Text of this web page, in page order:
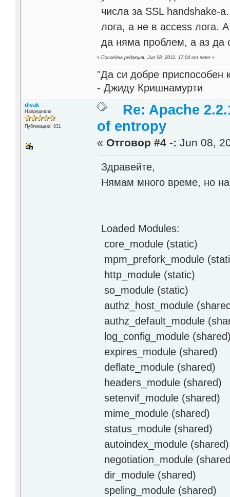
числа за SSL handshake-
лога, а не в access лога.
да няма проблем, а аз да
«Последна редакция: Jun 08, 2012, 17:04 от neter»
"Да си добре приспособен
- Джиду Кришнамурти
divak
Напреднали
Публикации: 831
Re: Apache
of entropy
« Отговор #4 -: Jun 08,
Здравейте,
Нямам много време, но
Loaded Modules:
core_module (static)
mpm_prefork_module
http_module (static)
so_module (static)
authz_host_module
authz_default_module
log_config_module
expires_module (shared)
deflate_module (shared)
headers_module (shared)
setenvif_module (shared)
mime_module (shared)
status_module (shared)
autoindex_module (shared)
negotiation_module
dir_module (shared)
speling_module (shared)